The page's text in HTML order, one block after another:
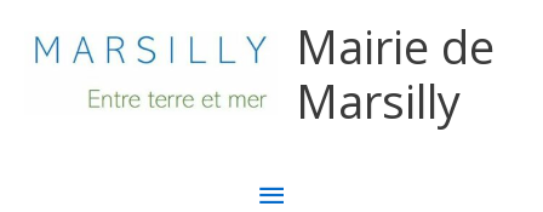
Mairie de
Marsilly
MENU